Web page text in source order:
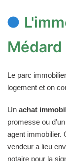
Médard
Le parc
logement et on
Un achat
promesse ou
agent immobilier.
vendeur a lieu
notaire pour la